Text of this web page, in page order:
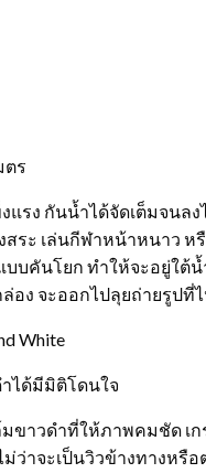
ตร
รง กันน้ำได้จัดเต็มจนล
สระ เล่นกีฬาหน้าหนาว
คันโยก ทำให้จะอยู่ใต้
ล่อง จะออกไปลุยถ่ายรูป
White
ได้มีมิติโดนใจ
มขาวดำที่ให้ภาพคมชัด เ
ม่ว่าจะเป็นวิวข้างทางห